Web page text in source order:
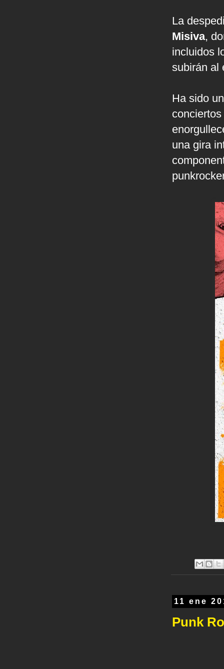
La
Misiva,
incluidos
subirán al
Ha sido
una gira
11 ene
Punk